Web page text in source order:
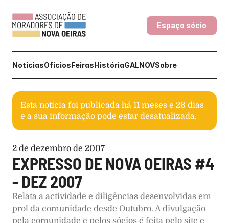
Espaço sócio
NotíciasOfíciosFeirasHistóriaGALNOVSobre
Esta notícia foi publicada há 11 meses e 26 dias
e a sua informação pode estar desatualizada.
2 de dezembro de 2007
EXPRESSO DE NOVA OEIRAS #4
- DEZ 2007
Relata a actividade e diligências desenvolvidas em
prol da comunidade desde Outubro. A divulgação
pela comunidade e pelos sócios é feita pelo site e